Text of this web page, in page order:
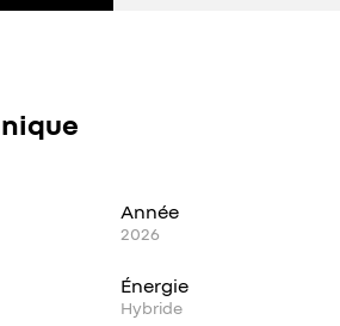
Année
2026
Énergie
Hybride